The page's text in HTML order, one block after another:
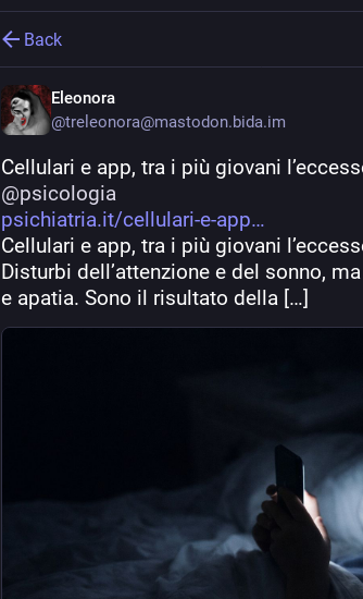
Back
Eleonora
@treleonora@mastodon.bida.im
Cellulari e app, tra i più giovani
@psicologia
psichiatria.it/cellulari-e-app
Cellulari e app, tra i più giovani
Disturbi dell’attenzione e del sonno,
e apatia. Sono il risultato della […]